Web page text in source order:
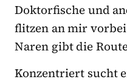
Doktorfische und
flitzen an mir
Naren gibt die
Konzentriert sucht